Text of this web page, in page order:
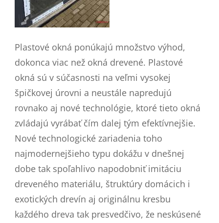
Plastové okná ponúkajú množstvo výhod,
dokonca viac než okná drevené. Plastové
okná sú v súčasnosti na veľmi vysokej
špičkovej úrovni a neustále napredujú
rovnako aj nové technológie, ktoré tieto okná
zvládajú vyrábať čím dalej tým efektívnejšie.
Nové technologické zariadenia toho
najmodernejšieho typu dokážu v dnešnej
dobe tak spoľahlivo napodobniť imitáciu
dreveného materiálu, štruktúry domácich i
exotických drevín aj originálnu kresbu
každého dreva tak presvedčivo, že neskúsené